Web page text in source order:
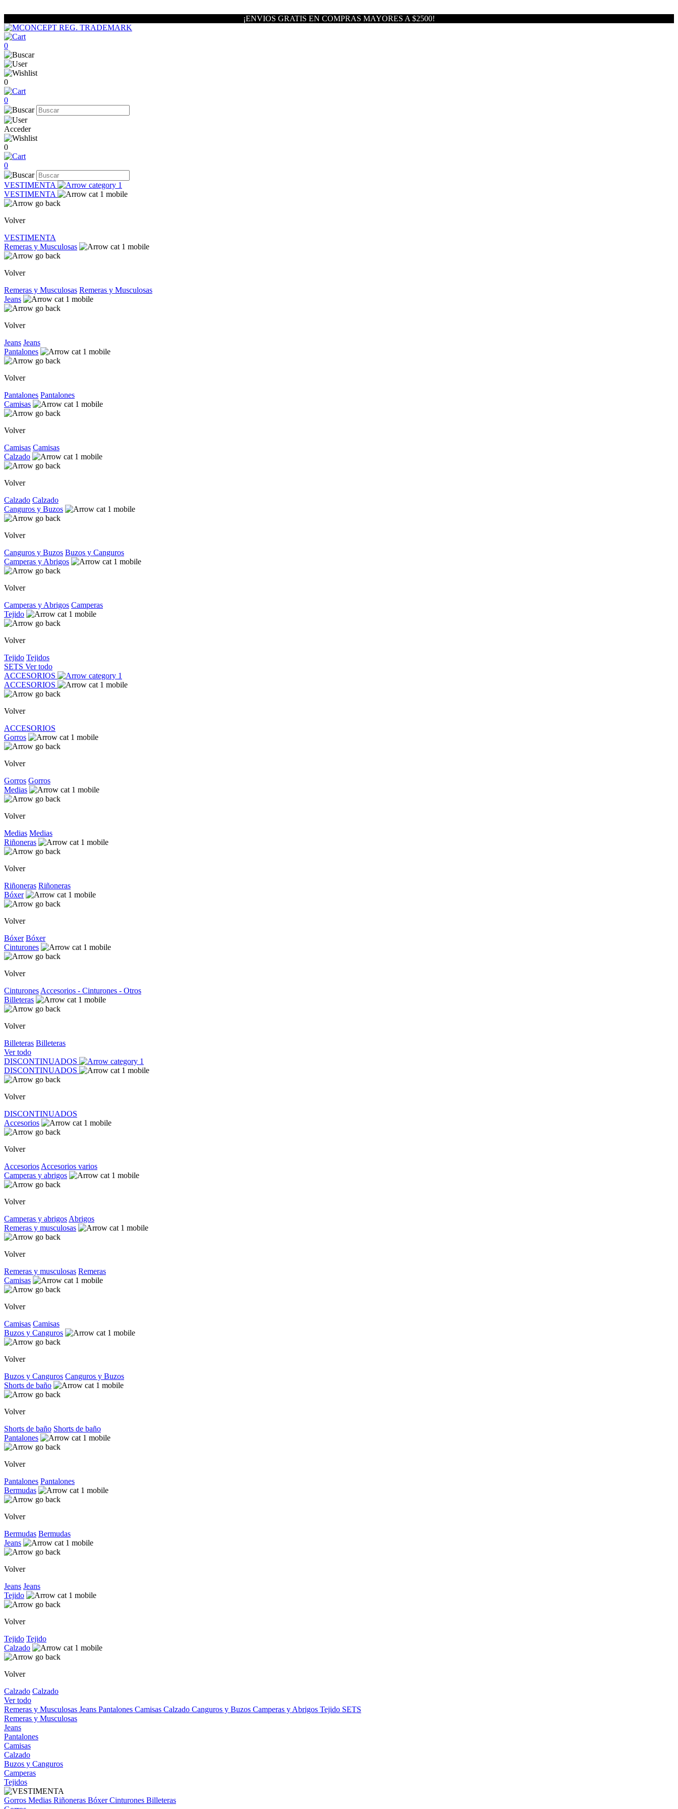
¡ENVIOS GRATIS EN COMPRAS MAYORES A $2500!
0
0
0
Acceder
0
0
VESTIMENTA
VESTIMENTA
Volver
VESTIMENTA
Remeras y Musculosas
Volver
Remeras y Musculosas Remeras y Musculosas
Jeans
Volver
Jeans Jeans
Pantalones
Volver
Pantalones Pantalones
Camisas
Volver
Camisas Camisas
Calzado
Volver
Calzado Calzado
Canguros y Buzos
Volver
Canguros y Buzos Buzos y Canguros
Camperas y Abrigos
Volver
Camperas y Abrigos Camperas
Tejido
Volver
Tejido Tejidos
SETS Ver todo
ACCESORIOS
ACCESORIOS
Volver
ACCESORIOS
Gorros
Volver
Gorros Gorros
Medias
Volver
Medias Medias
Riñoneras
Volver
Riñoneras Riñoneras
Bóxer
Volver
Bóxer Bóxer
Cinturones
Volver
Cinturones Accesorios - Cinturones - Otros
Billeteras
Volver
Billeteras Billeteras
Ver todo
DISCONTINUADOS
DISCONTINUADOS
Volver
DISCONTINUADOS
Accesorios
Volver
Accesorios Accesorios varios
Camperas y abrigos
Volver
Camperas y abrigos Abrigos
Remeras y musculosas
Volver
Remeras y musculosas Remeras
Camisas
Volver
Camisas Camisas
Buzos y Canguros
Volver
Buzos y Canguros Canguros y Buzos
Shorts de baño
Volver
Shorts de baño Shorts de baño
Pantalones
Volver
Pantalones Pantalones
Bermudas
Volver
Bermudas Bermudas
Jeans
Volver
Jeans Jeans
Tejido
Volver
Tejido Tejido
Calzado
Volver
Calzado Calzado
Ver todo
Remeras y Musculosas Jeans Pantalones Camisas Calzado Canguros y Buzos Camperas y Abrigos Tejido SETS
Remeras y Musculosas
Jeans
Pantalones
Camisas
Calzado
Buzos y Canguros
Camperas
Tejidos
Gorros Medias Riñoneras BóxerCinturones Billeteras